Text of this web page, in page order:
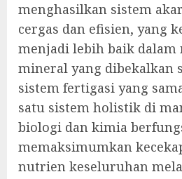
menghasilkan sistem
cergas dan efisien, yang
menjadi lebih baik
mineral yang dibekalkan
sistem fertigasi yang
satu sistem holistik di
biologi dan kimia
memaksimumkan
nutrien keseluruhan